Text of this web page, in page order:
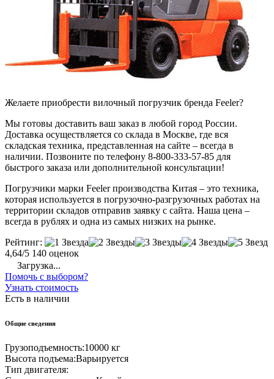
Желаете приобрести вилочный погрузчик бренда Feeler?
Мы готовы доставить ваш заказ в любой город России.
Доставка осуществляется со склада в Москве, где вся
складская техника, представленная на сайте – всегда в
наличии. Позвоните по телефону 8-800-333-57-85 для
быстрого заказа или дополнительной консультации!
Погрузчики марки Feeler производства Китая – это техника,
которая используется в погрузочно-разгрузочных работах на
территории складов отправив заявку с сайта. Наша цена –
всегда в рублях и одна из самых низких на рынке.
Рейтинг:
4,64/5 140 оценок
Загрузка...
Помочь с выбором?
Узнать стоимость
Есть в наличии
Общие сведения
Грузоподъемность:10000 кг
Высота подъема:Варьируется
Тип двигателя: